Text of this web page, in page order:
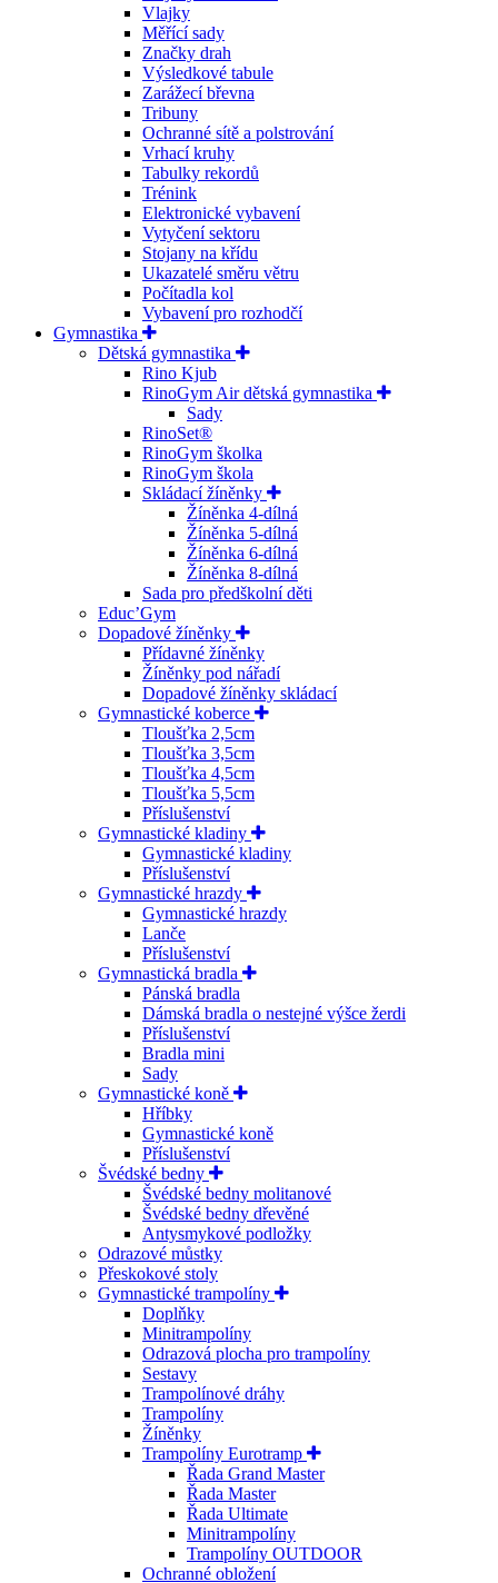
Vlajky
Měřící sady
Značky drah
Výsledkové tabule
Zarážecí břevna
Tribuny
Ochranné sítě a polstrování
Vrhací kruhy
Tabulky rekordů
Trénink
Elektronické vybavení
Vytyčení sektoru
Stojany na křídu
Ukazatelé směru větru
Počítadla kol
Vybavení pro rozhodčí
Gymnastika
Dětská gymnastika
Rino Kjub
RinoGym Air dětská gymnastika
Sady
RinoSet®
RinoGym školka
RinoGym škola
Skládací žíněnky
Žíněnka 4-dílná
Žíněnka 5-dílná
Žíněnka 6-dílná
Žíněnka 8-dílná
Sada pro předškolní děti
Educ’Gym
Dopadové žíněnky
Přídavné žíněnky
Žíněnky pod nářadí
Dopadové žíněnky skládací
Gymnastické koberce
Tloušťka 2,5cm
Tloušťka 3,5cm
Tloušťka 4,5cm
Tloušťka 5,5cm
Příslušenství
Gymnastické kladiny
Gymnastické kladiny
Příslušenství
Gymnastické hrazdy
Gymnastické hrazdy
Lanče
Příslušenství
Gymnastická bradla
Pánská bradla
Dámská bradla o nestejné výšce žerdi
Příslušenství
Bradla mini
Sady
Gymnastické koně
Hříbky
Gymnastické koně
Příslušenství
Švédské bedny
Švédské bedny molitanové
Švédské bedny dřevěné
Antysmykové podložky
Odrazové můstky
Přeskokové stoly
Gymnastické trampolíny
Doplňky
Minitrampolíny
Odrazová plocha pro trampolíny
Sestavy
Trampolínové dráhy
Trampolíny
Žíněnky
Trampolíny Eurotramp
Řada Grand Master
Řada Master
Řada Ultimate
Minitrampolíny
Trampolíny OUTDOOR
Ochranné obložení